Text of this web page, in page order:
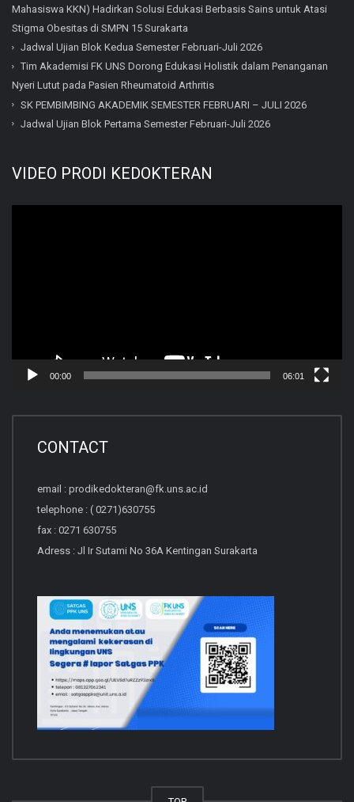
Mahasiswa KKN) Hadirkan Solusi Edukasi Berbasis Sains untuk Atasi
Stigma Obesitas di SMPN 15 Surakarta
Jadwal Ujian Blok Kedua Semester Februari-Juli 2026
Tim Akademisi FK UNS Dorong Edukasi Holistik dalam Penanganan
Nyeri Lutut pada Pasien Rheumatoid Arthritis
SK PEMBIMBING AKADEMIK SEMESTER FEBRUARI – JULI 2026
Jadwal Ujian Blok Pertama Semester Februari-Juli 2026
VIDEO PRODI KEDOKTERAN
00:00 06:01
CONTACT
email : prodikedokteran@fk.uns.ac.id
telephone : ( 0271)630755
fax : 0271 630755
Adress : Jl Ir Sutami No 36A Kentingan Surakarta